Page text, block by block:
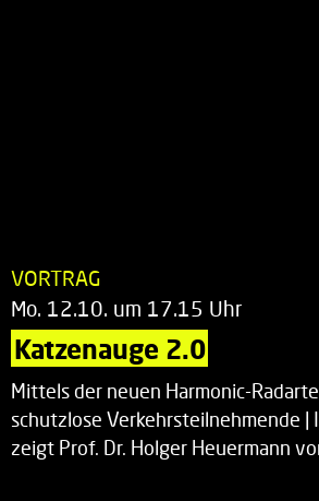
VORTRAG
Mo. 12.10. um 17.15 Uhr
Katzenauge 2.0
Mittels der neuen Harmonic-
schutzlose Verkehrsteilnehmende |
zeigt Prof. Dr. Holger Heuermann